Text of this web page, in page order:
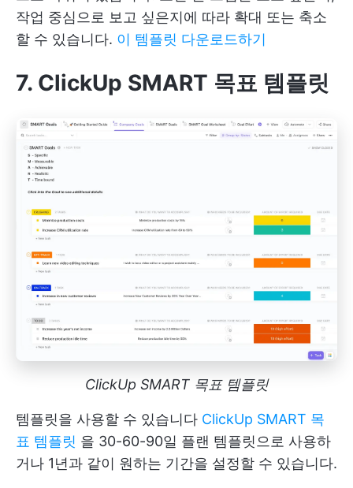
작업 중심으로 보고 싶은지에 따라 확대 또는 축소
할 수 있습니다. 이 템플릿 다운로드하기
7. ClickUp SMART 목표 템플릿
ClickUp SMART 목표 템플릿
템플릿을 사용할 수 있습니다 ClickUp SMART 목
표 템플릿 을 30-60-90일 플랜 템플릿으로 사용하
거나 1년과 같이 원하는 기간을 설정할 수 있습니다.